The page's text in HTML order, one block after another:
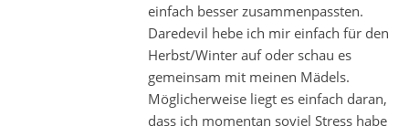
einfach besser zusammenpassten.
Daredevil hebe ich mir einfach für den
Herbst/Winter auf oder schau es
gemeinsam mit meinen Mädels.
Möglicherweise liegt es einfach daran,
dass ich momentan soviel Stress habe